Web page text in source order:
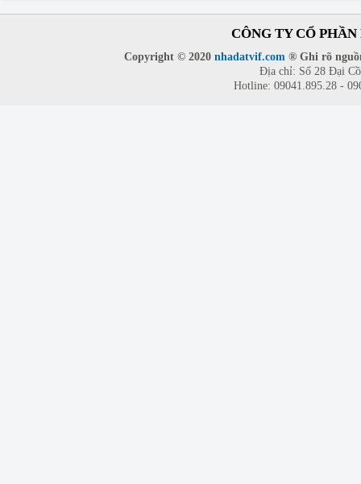
CÔNG TY CỔ
Copyright © 2020 nhadatvif.com ® Ghi rõ
Địa chỉ: Số 28 Đại
Hotline: 09041.895.28 -